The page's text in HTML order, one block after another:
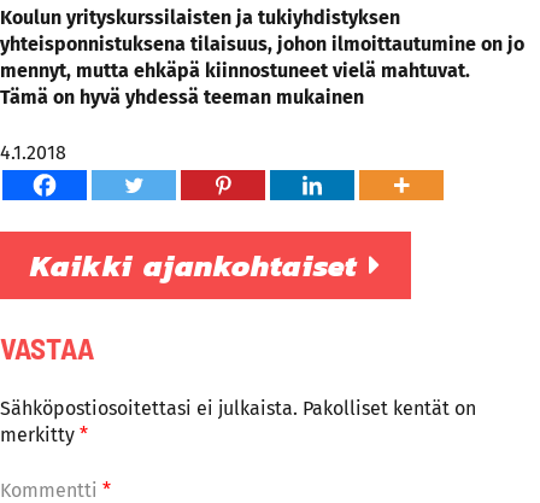
Koulun yrityskurssilaisten ja tukiyhdistyksen
yhteisponnistuksena tilaisuus, johon ilmoittautumine on jo
mennyt, mutta ehkäpä kiinnostuneet vielä mahtuvat.
Tämä on hyvä yhdessä teeman mukainen
4.1.2018
Kaikki ajankohtaiset
VASTAA
Sähköpostiosoitettasi ei julkaista. Pakolliset kentät on
merkitty *
Kommentti *